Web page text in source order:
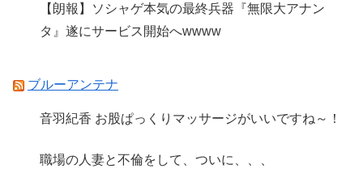
【朗報】ソシャゲ本気の最終兵器『無限大アナン
タ』遂にサービス開始へwwww
ブルーアンテナ
音羽紀香 お股ぱっくりマッサージがいいですね～！
職場の人妻と不倫をして、ついに、、、